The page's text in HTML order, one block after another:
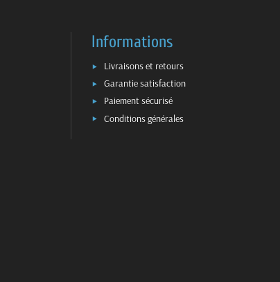
Informations
Livraisons et retours
Garantie satisfaction
Paiement sécurisé
Conditions générales